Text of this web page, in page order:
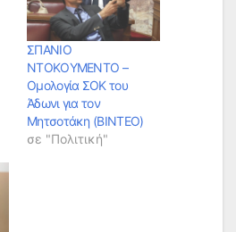
ΣΠΑΝΙΟ
ΝΤΟΚΟΥΜΕΝΤΟ –
Ομολογία ΣΟΚ του
Άδωνι για τον
Μητσοτάκη (ΒΙΝΤΕΟ)
σε "Πολιτική"